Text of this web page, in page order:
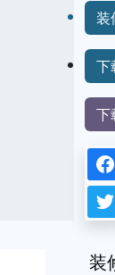
装
下
下
装